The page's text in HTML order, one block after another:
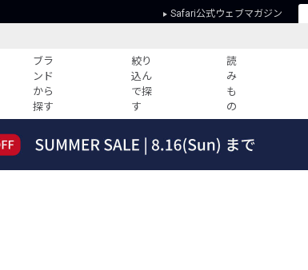
Safari公式ウェブマガジン
ブラ
ンド
から
探す
絞り
込ん
で探
す
読
み
も
の
すべての記事